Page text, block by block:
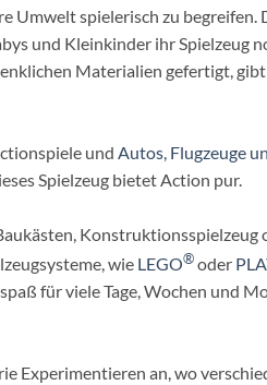
Umwelt spielerisch zu begreifen.
und Kleinkinder ihr Spielzeug
Materialien gefertigt, gibt
und Autos, Flugzeuge
Spielzeug bietet Action pur.
Konstruktionsspielzeug
wie LEGO®oder
für viele Tage, Wochen und
Experimentieren an, wo